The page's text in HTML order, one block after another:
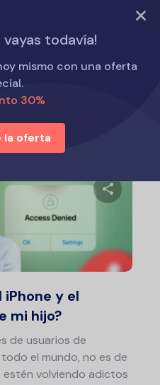
PRUEBA AHORA
vayas todavía!
mismo con una oferta
30%
la oferta
padres
y el
mi hijo?
de usuarios de
el mundo, no es de
estén volviendo adictos